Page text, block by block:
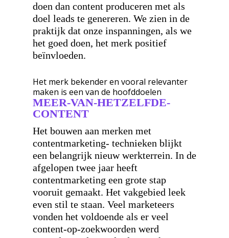
doen dan content produceren met als
doel leads te genereren. We zien in de
praktijk dat onze inspanningen, als we
het goed doen, het merk positief
beïnvloeden.
Het merk bekender en vooral relevanter
maken is een van de hoofddoelen
MEER-VAN-HETZELFDE-
CONTENT
Het bouwen aan merken met
contentmarketing- technieken blijkt
een belangrijk nieuw werkterrein. In de
afgelopen twee jaar heeft
contentmarketing een grote stap
vooruit gemaakt. Het vakgebied leek
even stil te staan. Veel marketeers
vonden het voldoende als er veel
content-op-zoekwoorden werd